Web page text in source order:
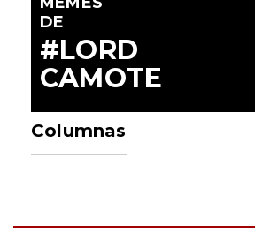
DE
#LORD
CAMOTE
Columnas